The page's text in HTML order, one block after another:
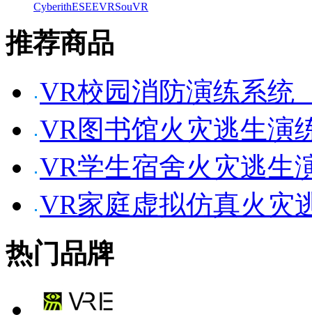
CyberithESEEVRSouVR
推荐商品
VR校园消防演练系统
VR图书馆火灾逃生演
VR学生宿舍火灾逃生
VR家庭虚拟仿真火灾
热门品牌